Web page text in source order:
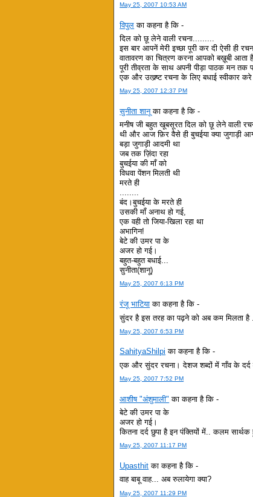
May 25, 2007 10:53 AM
विपुल का कहना है कि -
दिल को छू लेने वाली रचना.........
इस बार आपनें मेरी इच्छा पूरी कर दी ऐसी ही
वातावरण का चित्रण करना आपको बख़ूबी आता
पूरी तीव्रता के साथ अपनी पीड़ा पाठक मन तक
एक और उत्क्र्ष्ट रचना के लिए बधाई स्वीकार
May 25, 2007 12:37 PM
सुनीता शानूका कहना है कि -
मनीष जी बहुत खूबसूरत दिल को छू लेने वाली
थी और आज फ़िर वैसे ही बुचईया क्या जुगाड़ी
बड़ा जुगाड़ी आदमी था
जब तक ज़िंदा रहा
बुचईया की माँ को
विधवा पेंशन मिलती थी
मरते ही
........
बंद।बुचईया के मरते ही
उसकी माँ अनाथ हो गई,
एक वही तो जिया-खिला रहा था
अभागिन!
बेटे की उमर पा के
अजर हो गई।
बहुत-बहुत बधाई...
सुनीता(शानू)
May 25, 2007 6:13 PM
रंजू भाटिया का कहना है कि -
सुंदर है इस तरह का पढ़ने को अब कम मिलता है
May 25, 2007 6:53 PM
SahityaShilpi का कहना है कि -
एक और सुंदर रचना। देशज शब्दों में गाँव के
May 25, 2007 7:52 PM
आशीष "अंशुमाली" का कहना है कि -
बेटे की उमर पा के
अजर हो गई।
कितना दर्द छुपा है इन पंक्तियों में.. कलम सार्थक
May 25, 2007 11:17 PM
Upasthit का कहना है कि -
वाह बाबू वाह... अब रुलायेगा क्या?
May 25, 2007 11:29 PM